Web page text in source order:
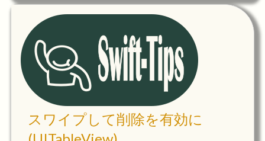
スワイプして削除を有効に